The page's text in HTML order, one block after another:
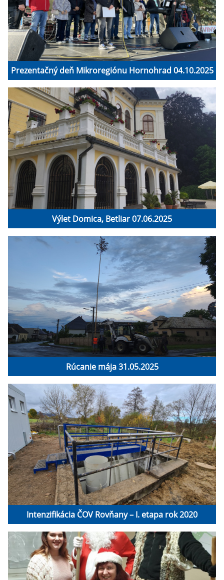
Prezentačný deň Mikroregiónu Hornohrad 04.10.2025
Výlet Domica, Betliar 07.06.2025
Rúcanie mája 31.05.2025
Intenzifikácia ČOV Rovňany – I. etapa rok 2020